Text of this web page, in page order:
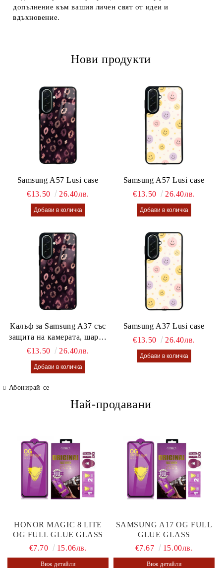
допълнение към вашия личен свят от идеи и
вдъхновение.
Нови продукти
Samsung A57 Lusi case
€13.50
26.40лв.
Samsung A57 Lusi case
€13.50
26.40лв.
Калъф за Samsung A37 със
защита на камерата, шарен
калъф Lusi case
€13.50 26.40лв.
Samsung A37 Lusi case
€13.50
26.40лв.
Абонирай се
Най-продавани
HONOR MAGIC 8 LITE
OG FULL GLUE GLASS
€7.70
15.06лв.
Виж детайли
SAMSUNG A17 OG FULL
GLUE GLASS
€7.67
15.00лв.
Виж детайли